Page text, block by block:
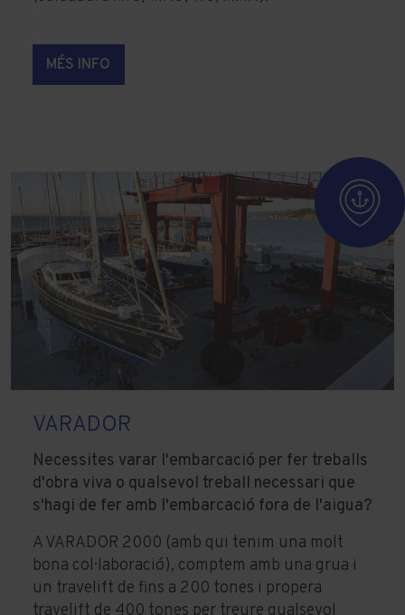
MÉS INFO
VARADOR
Necessites varar l'embarcació per fer treballs
d'obra viva o qualsevol treball necessari que
s'hagi de fer amb l'embarcació fora de l'aigua?
A VARADOR 2000 (amb qui tenim una molt
bona col·laboració), comptem amb una grua i
un travelift de fins a 200 tones i propera